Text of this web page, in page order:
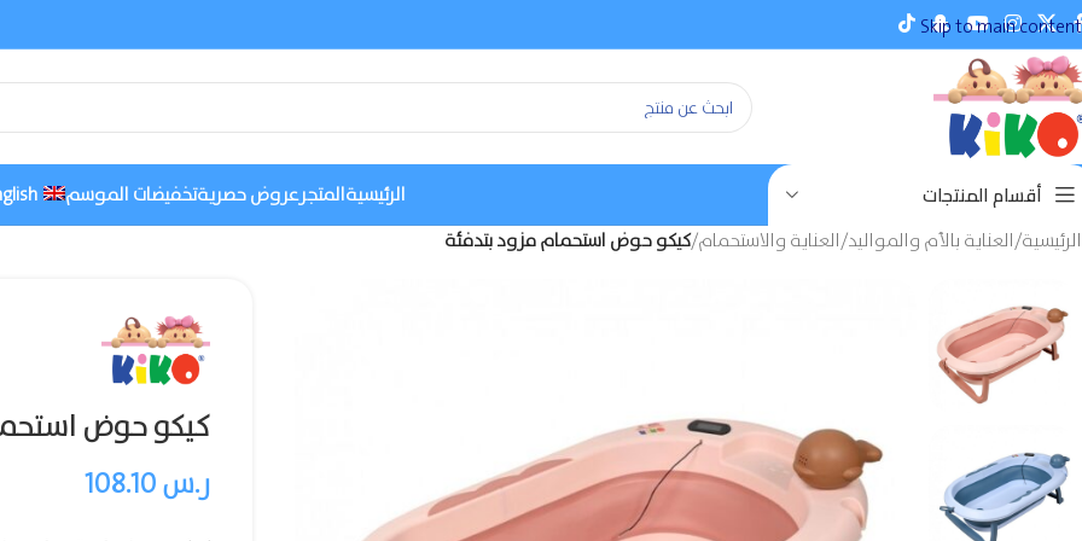
Skip to main content
أقسام المنتجات الرئيسيةالمتجرعروض حصريةتخفيضات الموسم
الرئيسية/العناية بالأم والمواليد/العناية والاستحمام/كيكو حوض استحمام مزود بتدفئة
كيكو حوض
ر.س